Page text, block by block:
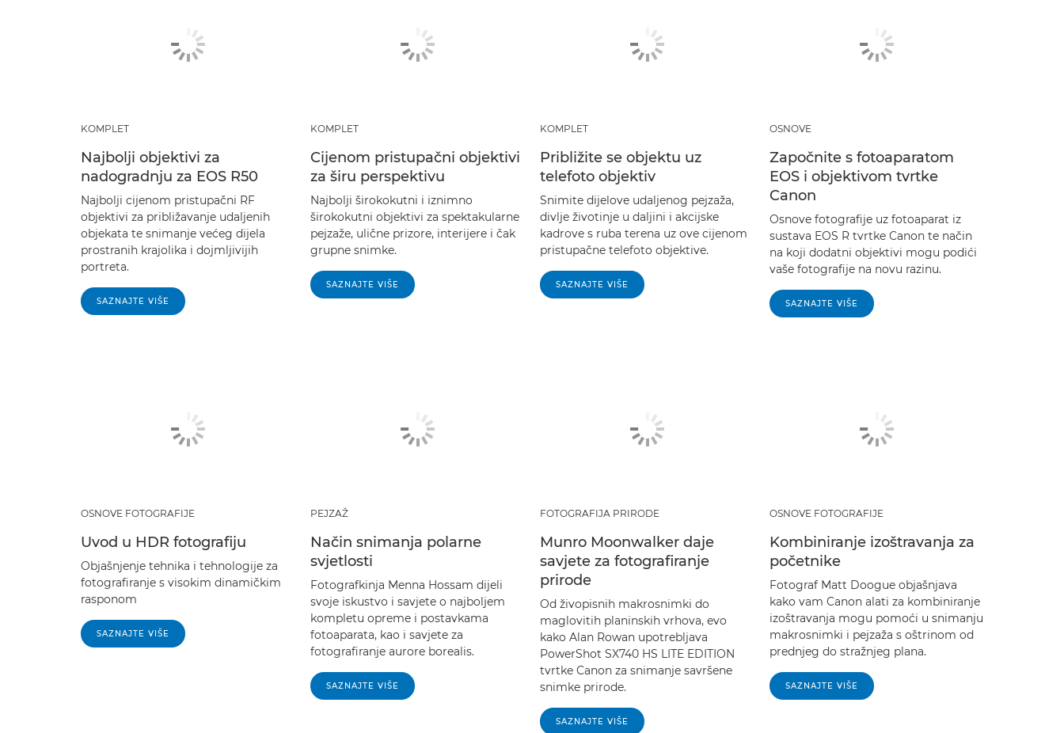
KOMPLET
Najbolji objektivi za
nadogradnju za EOS R50
Najbolji cijenom pristupačni RF
objektivi za približavanje udaljenih
objekata te snimanje većeg dijela
prostranih krajolika i dojmljivijih
portreta.
SAZNAJTE VIŠE
KOMPLET
Cijenom pristupačni objektivi
za širu perspektivu
Najbolji širokokutni i iznimno
širokokutni objektivi za spektakularne
pejzaže, ulične prizore, interijere i čak
grupne snimke.
SAZNAJTE VIŠE
KOMPLET
Približite se objektu uz
telefoto objektiv
Snimite dijelove udaljenog pejzaža,
divlje životinje u daljini i akcijske
kadrove s ruba terena uz ove cijenom
pristupačne telefoto objektive.
SAZNAJTE VIŠE
OSNOVE
Započnite s fotoaparatom
EOS i objektivom tvrtke
Canon
Osnove fotografije uz fotoaparat iz
sustava EOS R tvrtke Canon te način
na koji dodatni objektivi mogu podići
vaše fotografije na novu razinu.
SAZNAJTE VIŠE
OSNOVE FOTOGRAFIJE
Uvod u HDR fotografiju
Objašnjenje tehnika i tehnologije za
fotografiranje s visokim dinamičkim
rasponom
SAZNAJTE VIŠE
PEJZAŽ
Način snimanja polarne
svjetlosti
Fotografkinja Menna Hossam dijeli
svoje iskustvo i savjete o najboljem
kompletu opreme i postavkama
fotoaparata, kao i savjete za
fotografiranje aurore borealis.
SAZNAJTE VIŠE
FOTOGRAFIJA PRIRODE
Munro Moonwalker daje
savjete za fotografiranje
prirode
Od živopisnih makrosnimki do
maglovitih planinskih vrhova, evo
kako Alan Rowan upotrebljava
PowerShot SX740 HS LITE EDITION
tvrtke Canon za snimanje savršene
snimke prirode.
SAZNAJTE VIŠE
OSNOVE FOTOGRAFIJE
Kombiniranje izoštravanja za
početnike
Fotograf Matt Doogue objašnjava
kako vam Canon alati za kombiniranje
izoštravanja mogu pomoći u snimanju
makrosnimki i pejzaža s oštrinom od
prednjeg do stražnjeg plana.
SAZNAJTE VIŠE